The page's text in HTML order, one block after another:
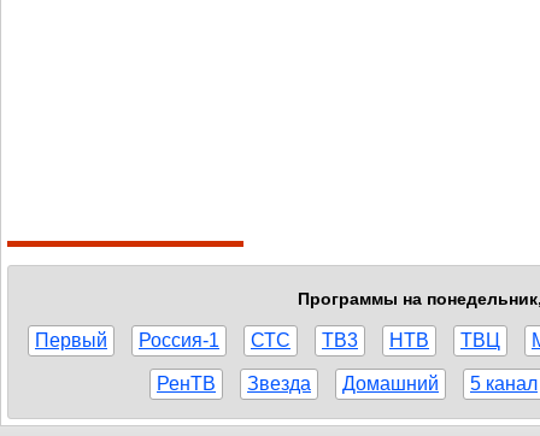
Программы на
Первый Россия-1 СТС ТВ3 НТВ ТВЦ
РенТВ Звезда Домашний 5 канал